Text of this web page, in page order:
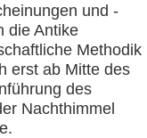
und -
die Antike
Methodik
erst ab Mitte des
des
Nachthimmel